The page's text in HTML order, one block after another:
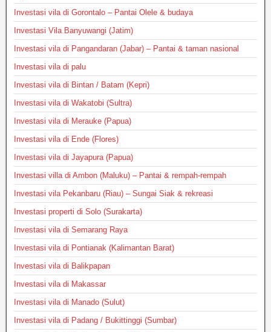
Investasi vila di Gorontalo – Pantai Olele & budaya
Investasi Vila Banyuwangi (Jatim)
Investasi vila di Pangandaran (Jabar) – Pantai & taman nasional
Investasi vila di palu
Investasi vila di Bintan / Batam (Kepri)
Investasi vila di Wakatobi (Sultra)
Investasi vila di Merauke (Papua)
Investasi vila di Ende (Flores)
Investasi vila di Jayapura (Papua)
Investasi villa di Ambon (Maluku) – Pantai & rempah-rempah
Investasi vila Pekanbaru (Riau) – Sungai Siak & rekreasi
Investasi properti di Solo (Surakarta)
Investasi vila di Semarang Raya
Investasi vila di Pontianak (Kalimantan Barat)
Investasi vila di Balikpapan
Investasi vila di Makassar
Investasi vila di Manado (Sulut)
Investasi vila di Padang / Bukittinggi (Sumbar)